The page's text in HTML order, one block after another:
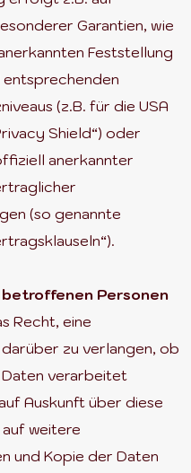
Garantien, wie
Feststellung
entsprechenden
(z.B. für die USA
Shield“) oder
anerkannter
(so genannte
Personen
Recht, eine
zu verlangen, ob
verarbeitet
Auskunft über diese
weitere
und Kopie der Daten